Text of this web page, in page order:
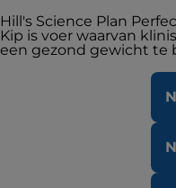
Hill's Science Plan
Kip is voer waarvan
een gezond gewicht te